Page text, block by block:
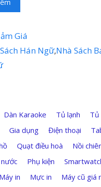
Giá
Hán Ngữ,Nhà Sách
Dàn Karaoke Tủ lạnh Tủ
Gia dụng Điện thoại
Quạt điều hoà
Nồi
Phụ kiện
Máy in Mực in Máy cũ giá